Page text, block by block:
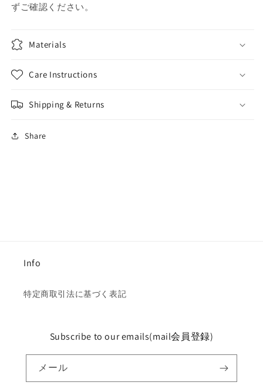
ずご確認ください。
Materials
Care Instructions
Shipping & Returns
Share
Info
特定商取引法に基づく表記
Subscribe to our emails(mail会員登録)
メール